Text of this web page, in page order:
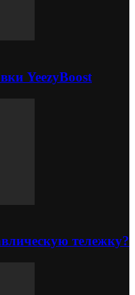
YeezyBoost
тележку?